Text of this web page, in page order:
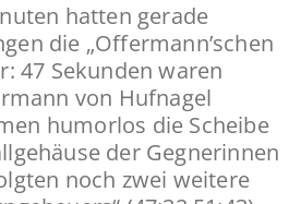
hatten gerade
die „Offermann’schen
47 Sekunden waren
von Hufnagel
humorlos die Scheibe
der Gegnerinnen
noch zwei weitere